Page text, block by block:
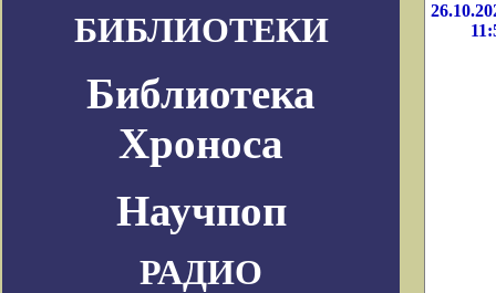
БИБЛИОТЕКИ
Библиотека
Хроноса
Научпоп
РАДИО